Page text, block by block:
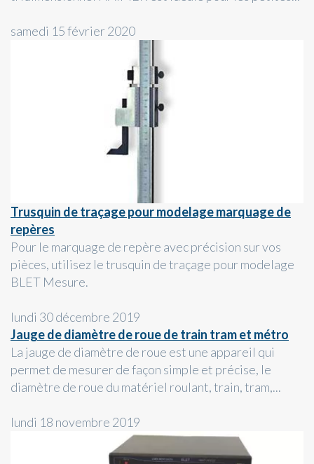
samedi 15 février 2020
Trusquin de traçage pour modelage marquage de
repères
Pour le marquage de repère avec précision sur vos
pièces, utilisez le trusquin de traçage pour modelage
BLET Mesure.
lundi 30 décembre 2019
Jauge de diamètre de roue de train tram et métro
La jauge de diamètre de roue est une appareil qui
permet de mesurer de façon simple et précise, le
diamètre de roue du matériel roulant, train, tram,...
lundi 18 novembre 2019